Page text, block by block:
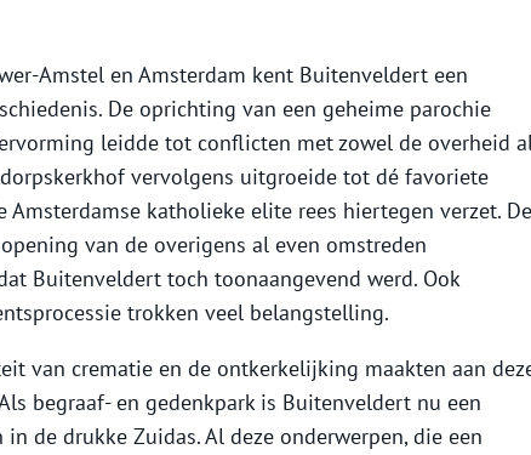
Amstel en Amsterdam kent Buitenveldert een
De oprichting van een geheime parochie
leidde tot conflicten met zowel de overheid
vervolgens uitgroeide tot dé favoriete
Amsterdamse katholieke elite rees hiertegen verzet. De
van de overigens al even omstreden
Buitenveldert toch toonaangevend werd. Ook
trokken veel belangstelling.
van crematie en de ontkerkelijking maakten aan
begraaf- en gedenkpark is Buitenveldert nu een
de drukke Zuidas. Al deze onderwerpen, die een